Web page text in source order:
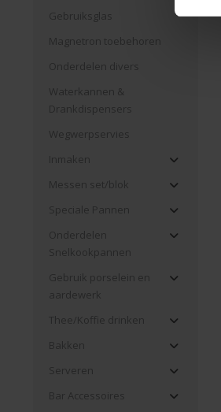
Gebruiksglas
Magnetron toebehoren
Onderdelen divers
Waterkannen &
Drankdispensers
Wegwerpservies
Inmaken
Messen set/blok
Speciale Pannen
Onderdelen
Snelkookpannen
Gebruik porselein en
aardewerk
Thee/Koffie drinken
Bakken
Serveren
Bar Accessoires